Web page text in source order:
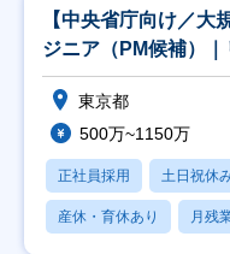
【中央省庁向け／
ジニア（PM候補）
東証
東京都
500万~1150万
正社員採用 土日祝休
産休・育休あり 月残